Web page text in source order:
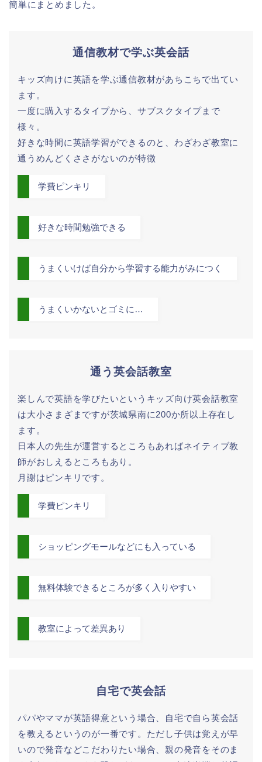
簡単にまとめました。
通信教材で学ぶ英会話
キッズ向けに英語を学ぶ通信教材があちこちで出てい
ます。
一度に購入するタイプから、サブスクタイプまで
様々。
好きな時間に英語学習ができるのと、わざわざ教室に
通うめんどくささがないのが特徴
学費ピンキリ
好きな時間勉強できる
うまくいけば自分から学習する能力がみにつく
うまくいかないとゴミに…
通う英会話教室
楽しんで英語を学びたいというキッズ向け英会話教室
は大小さまざまですが茨城県南に200か所以上存在し
ます。
日本人の先生が運営するところもあればネイティブ教
師がおしえるところもあり。
月謝はピンキリです。
学費ピンキリ
ショッピングモールなどにも入っている
無料体験できるところが多く入りやすい
教室によって差異あり
自宅で英会話
パパやママが英語得意という場合、自宅で自ら英会話
を教えるというのが一番です。ただし子供は覚えが早
いので発音などこだわりたい場合、親の発音をそのま